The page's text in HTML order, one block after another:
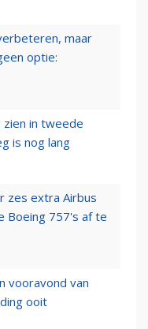
maar
optie:
in tweede
is nog lang
zes extra Airbus
Boeing 757's af te
vooravond van
ooit